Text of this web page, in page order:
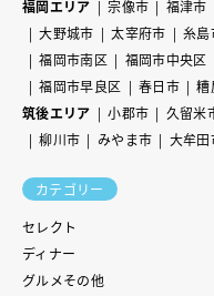
福岡エリア
宗像市 福津市
大野城市
太宰府市 糸島
福岡市南区
福岡市中央区
福岡市早良区
春日市 糟
筑後エリア
小郡市 久留米
柳川市
みやま市 大牟田
カテゴリー
セレクト
ディナー
グルメその他